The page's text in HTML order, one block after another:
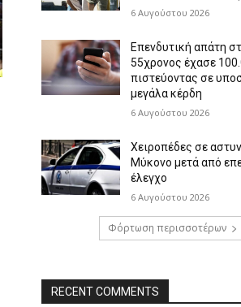
6 Αυγούστου 2026
Επενδυτική απάτη
55χρονος έχασε
πιστεύοντας σε
μεγάλα κέρδη
6 Αυγούστου 2026
Χειροπέδες σε
Μύκονο μετά από
έλεγχο
6 Αυγούστου 2026
Φόρτωση περισσοτέρων
RECENT COMMENTS